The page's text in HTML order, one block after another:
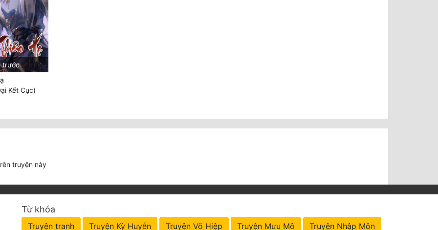
trước
Kết Cục)
truyện này
Từ khóa
Truyện tranh Truyện Kỳ Huyễn Truyện Võ Hiệp Truyện Mưu Mô Truyện Nhập Môn